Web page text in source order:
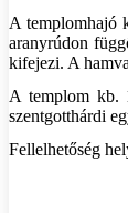
A templomhajó
aranyrúdon
kifejezi. A
A templom kb.
szentgotthárdi
Fellelhetőség